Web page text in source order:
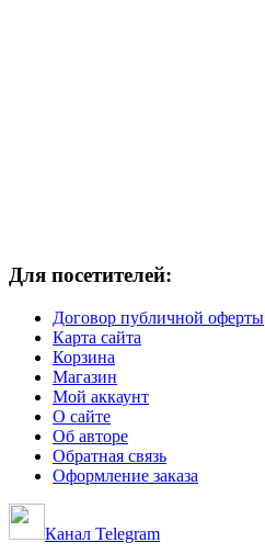
Для посетителей:
Договор публичной оферты
Карта сайта
Корзина
Магазин
Мой аккаунт
О сайте
Об авторе
Обратная связь
Оформление заказа
Канал Telegram